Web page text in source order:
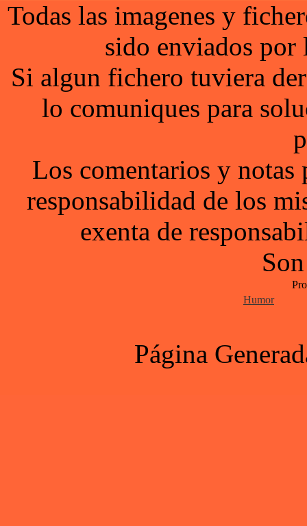
Todas las imagenes y
sido enviados por
Si algun fichero tuviera
lo comuniques para
Los comentarios y notas
responsabilidad de los
exenta de
Humor
Página